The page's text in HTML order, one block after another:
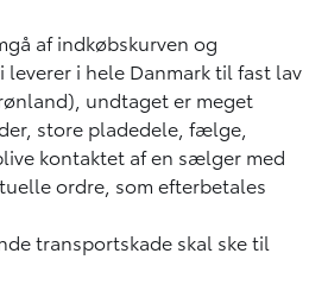
af indkøbskurven og
i hele Danmark til fast lav
undtaget er meget
store pladedele, fælge,
kontaktet af en sælger med
ordre, som efterbetales
transportskade skal ske til